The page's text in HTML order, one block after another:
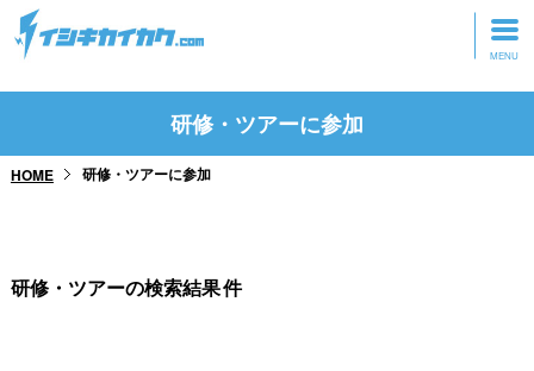
トップページ
研修・ツアーに参加
研修・ツアーに参加
HOME 研修・ツアーに参加
研修・ツアーの検索結果件